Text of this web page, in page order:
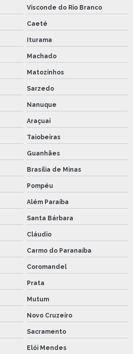
Visconde do Rio Branco
Caeté
Iturama
Machado
Matozinhos
Sarzedo
Nanuque
Araçuaí
Taiobeiras
Guanhães
Brasília de Minas
Pompéu
Além Paraíba
Santa Bárbara
Cláudio
Carmo do Paranaíba
Coromandel
Prata
Mutum
Novo Cruzeiro
Sacramento
Elói Mendes